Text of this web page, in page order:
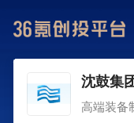
沈鼓集
高端装备